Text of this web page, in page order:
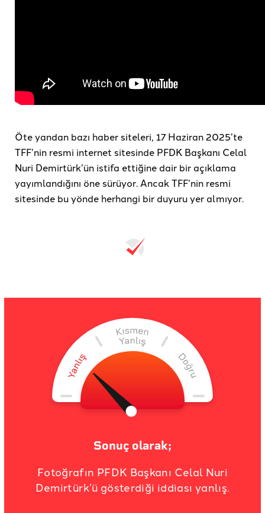
Öte yandan bazı haber siteleri, 17 Haziran 2025’te
TFF’nin resmi internet sitesinde PFDK Başkanı Celal
Nuri Demirtürk’ün istifa ettiğine dair bir açıklama
yayımlandığını öne sürüyor. Ancak TFF’nin resmi
sitesinde bu yönde herhangi bir duyuru yer almıyor.
Sonuç olarak;
Fotoğrafın PFDK Başkanı Celal Nuri
Demirtürk’ü gösterdiği iddiası yanlış.